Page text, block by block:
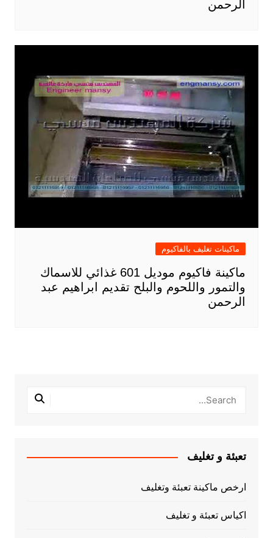
الرحمن
ماكينات تغليف بالفاكيوم
ماكينة فاكيوم موديل 601 غذائي للاسماك
والتمور واللحوم والبلح تقديم ابراهيم عبد
الرحمن
تعبئة و تغليف
ارخص ماكينة تعبئة وتغليف
اكياس تعبئة و تغليف